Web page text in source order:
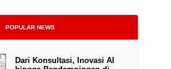
POPULAR NEWS
Dari Konsultasi, Inovasi AI